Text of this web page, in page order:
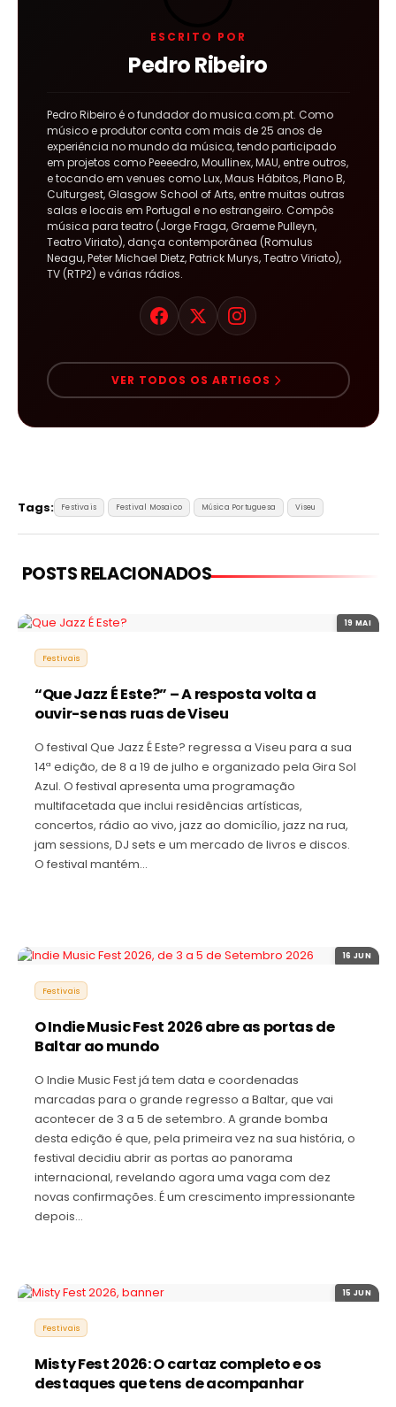
ESCRITO POR
Pedro Ribeiro
Pedro Ribeiro é o fundador do musica.com.pt. Como
músico e produtor conta com mais de 25 anos de
experiência no mundo da música, tendo participado
em projetos como Peeeedro, Moullinex, MAU, entre outros,
e tocando em venues como Lux, Maus Hábitos, Plano B,
Culturgest, Glasgow School of Arts, entre muitas outras
salas e locais em Portugal e no estrangeiro. Compôs
música para teatro (Jorge Fraga, Graeme Pulleyn,
Teatro Viriato), dança contemporânea (Romulus
Neagu, Peter Michael Dietz, Patrick Murys, Teatro Viriato),
TV (RTP2) e várias rádios.
VER TODOS OS ARTIGOS
Tags: Festivais Festival Mosaico Música Portuguesa Viseu
POSTS RELACIONADOS
19 MAI
Festivais
“Que Jazz É Este?” – A resposta volta a
ouvir-se nas ruas de Viseu
O festival Que Jazz É Este? regressa a Viseu para a sua
14ª edição, de 8 a 19 de julho e organizado pela Gira Sol
Azul. O festival apresenta uma programação
multifacetada que inclui residências artísticas,
concertos, rádio ao vivo, jazz ao domicílio, jazz na rua,
jam sessions, DJ sets e um mercado de livros e discos.
O festival mantém…
16 JUN
Festivais
O Indie Music Fest 2026 abre as portas de
Baltar ao mundo
O Indie Music Fest já tem data e coordenadas
marcadas para o grande regresso a Baltar, que vai
acontecer de 3 a 5 de setembro. A grande bomba
desta edição é que, pela primeira vez na sua história, o
festival decidiu abrir as portas ao panorama
internacional, revelando agora uma vaga com dez
novas confirmações. É um crescimento impressionante
depois…
15 JUN
Festivais
Misty Fest 2026: O cartaz completo e os
destaques que tens de acompanhar